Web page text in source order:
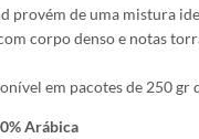
provém de uma mistura
corpo denso e notas
em pacotes de 250 gr
Arábica